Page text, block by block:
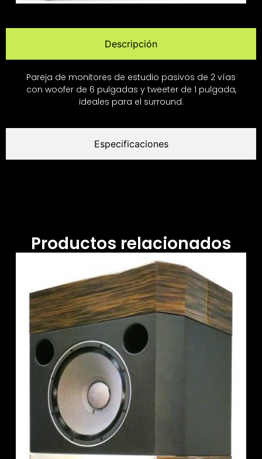
Descripción
Especificaciones
Pareja de monitores de estudio pasivos de 2 vías
con woofer de 6 pulgadas y tweeter de 1 pulgada,
ideales para el surround.
Productos relacionados